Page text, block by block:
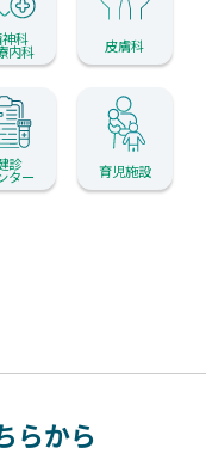
科
内科 皮膚科
診
ター 育児施設
らから